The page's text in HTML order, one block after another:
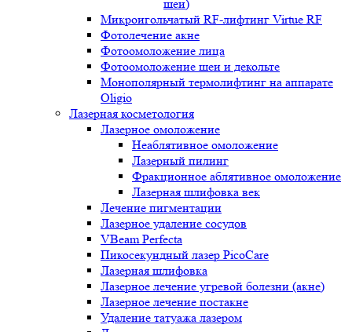
шеи)
Микроигольчатый RF-лифтинг Virtue RF
Фотолечение акне
Фотоомоложение лица
Фотоомоложение шеи и декольте
Монополярный термолифтинг на аппарате
Oligio
Лазерная косметология
Лазерное омоложение
Неаблятивное омоложение
Лазерный пилинг
Фракционное аблятивное омоложение
Лазерная шлифовка век
Лечение пигментации
Лазерное удаление сосудов
VBeam Perfecta
Пикосекундный лазер PicoCare
Лазерная шлифовка
Лазерное лечение угревой болезни (акне)
Лазерное лечение постакне
Удаление татуажа лазером